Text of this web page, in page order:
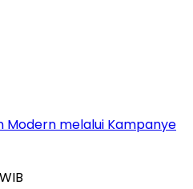
Modern melalui Kampanye